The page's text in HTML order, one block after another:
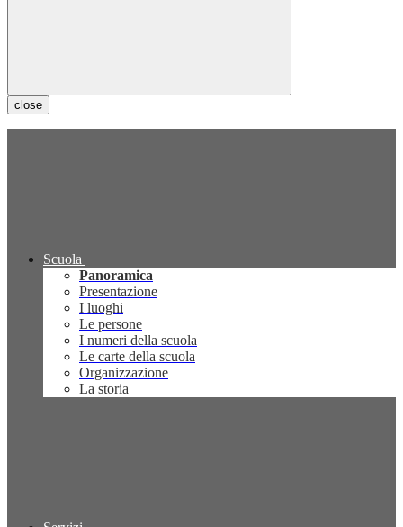
close
Scuola
Panoramica
Presentazione
I luoghi
Le persone
I numeri della scuola
Le carte della scuola
Organizzazione
La storia